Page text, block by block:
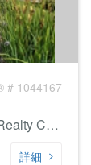
# 1044167
經紀公司: Sotheby's International Realty Canada
詳細